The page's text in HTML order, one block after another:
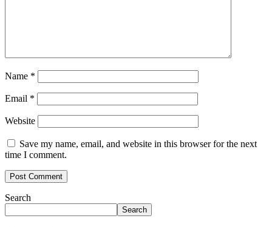
Name *
Email *
Website
Save my name, email, and website in this browser for the next
time I comment.
Search
Search